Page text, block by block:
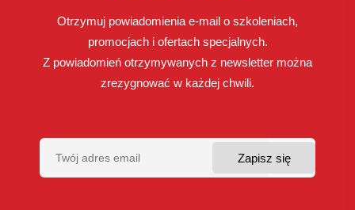
Otrzymuj powiadomienia e-mail o szkoleniach,
promocjach i ofertach specjalnych.
Z powiadomień otrzymywanych z newsletter można
zrezygnować w każdej chwili.